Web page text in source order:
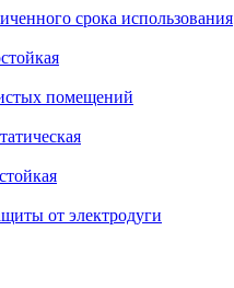
срока использования
помещений
от электродуги